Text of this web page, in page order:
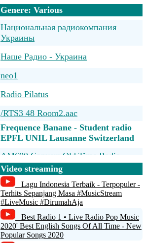
Genere: Various
Национальная радиокомпания
Украины
Наше Радио - Украина
neo1
Radio Pilatus
/RTS3 48 Room2.aac
Frequence Banane - Student radio
EPFL UNIL Lausanne Switzerland
AM600 Conyers Old Time Radio
Radio Horyzont
Dogglounge Deep House Radio
/ReteTre Room1
p3-mp3-192
Video streaming
Lagu Indonesia Terbaik - Terpopuler -
Terhits Sepanjang Masa #MusicStream
#LiveMusic #DirumahAja
Best Radio 1 • Live Radio Pop Music
2020' Best English Songs Of All Time - New
Popular Songs 2020